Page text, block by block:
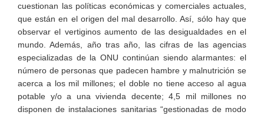
cuestionan las políticas económicas y comerciales actuales,
que están en el origen del mal desarrollo. Así, sólo hay que
observar el vertiginos aumento de las desigualdades en el
mundo. Además, año tras año, las cifras de las agencias
especializadas de la ONU continúan siendo alarmantes: el
número de personas que padecen hambre y malnutrición se
acerca a los mil millones; el doble no tiene acceso al agua
potable y/o a una vivienda decente; 4,5 mil millones no
disponen de instalaciones sanitarias “gestionadas de modo